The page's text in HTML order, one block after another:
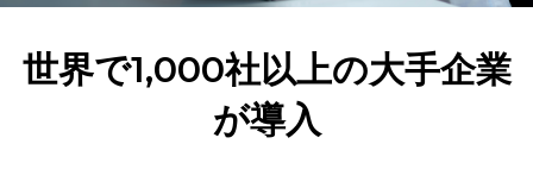
世界で1,000社以上の大手企業
が導入